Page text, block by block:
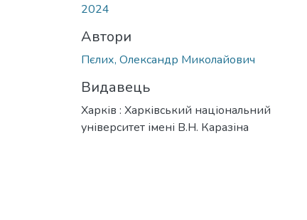
2024
Автори
Пєлих, Олександр Миколайович
Видавець
Харків : Харківський національний
університет імені В.Н. Каразіна